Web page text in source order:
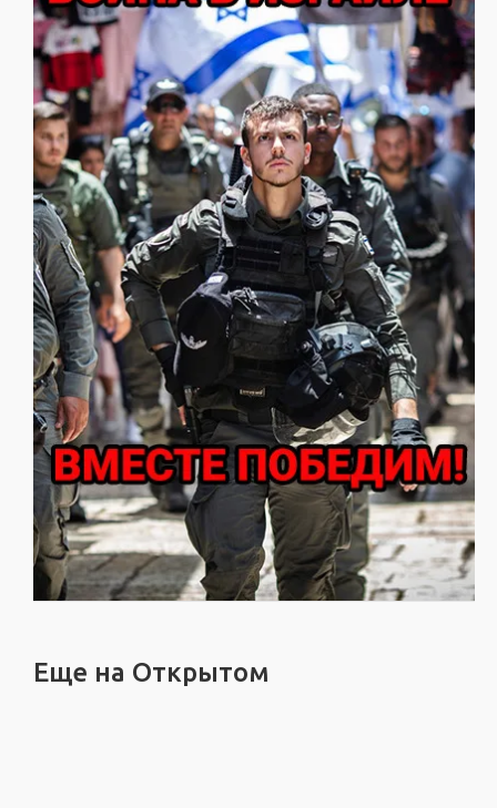
Еще на Открытом